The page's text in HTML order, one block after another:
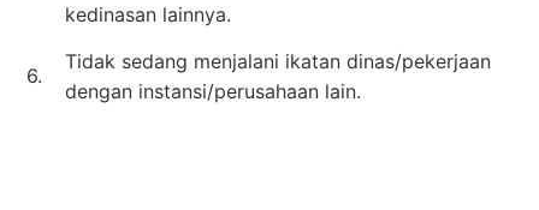
kedinasan lainnya.
6.
Tidak sedang menjalani ikatan dinas/pekerjaan
dengan instansi/perusahaan lain.